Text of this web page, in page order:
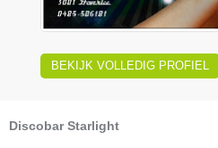
BEKIJK VOLLEDIG PROFIEL
Discobar Starlight